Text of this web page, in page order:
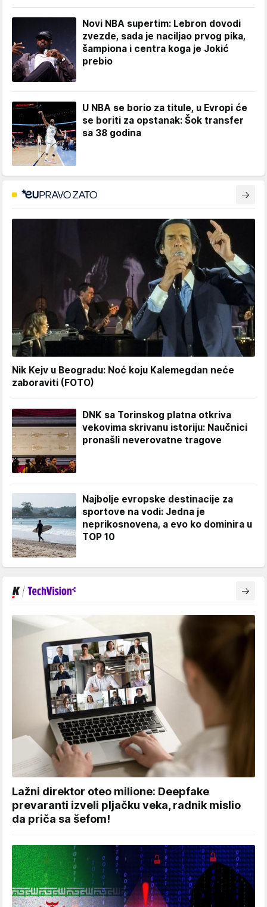
Novi NBA supertim: Lebron dovodi
zvezde, sada je naciljao prvog pika,
šampiona i centra koga je Jokić
prebio
U NBA se borio za titule, u Evropi će
se boriti za opstanak: Šok transfer
sa 38 godina
Nik Kejv u Beogradu: Noć koju Kalemegdan neće
zaboraviti (FOTO)
DNK sa Torinskog platna otkriva
vekovima skrivanu istoriju: Naučnici
pronašli neverovatne tragove
Najbolje evropske destinacije za
sportove na vodi: Jedna je
neprikosnovena, a evo ko dominira u
TOP 10
Lažni direktor oteo milione: Deepfake
prevaranti izveli pljačku veka, radnik mislio
da priča sa šefom!